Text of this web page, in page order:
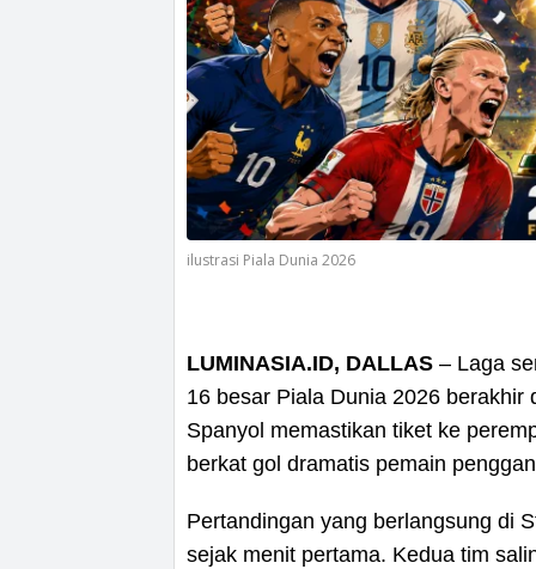
ilustrasi Piala Dunia 2026
LUMINASIA.ID, DALLAS – Laga
16 besar Piala Dunia 2026
Spanyol memastikan tiket ke
berkat gol dramatis pemain
Pertandingan yang berlangsung di
sejak menit pertama. Kedua tim